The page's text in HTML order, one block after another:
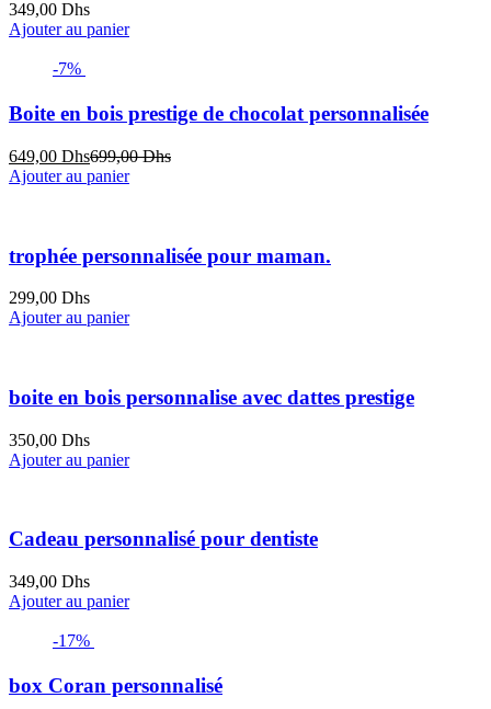
349,00 Dhs
Ajouter au panier
-7%
Boite en bois prestige de chocolat personnalisée
649,00 DhsLe
prix
699,00DhsLe
Ajouter au panier
trophée personnalisée pour maman.
299,00 Dhs
Ajouter au panier
boite en bois personnalise avec dattes prestige
350,00 Dhs
Ajouter au panier
Cadeau personnalisé pour dentiste
349,00 Dhs
Ajouter au panier
-17%
box Coran personnalisé